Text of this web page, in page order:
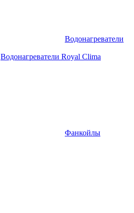
Водонагреватели
Водонагреватели Royal Clima
Фанкойлы